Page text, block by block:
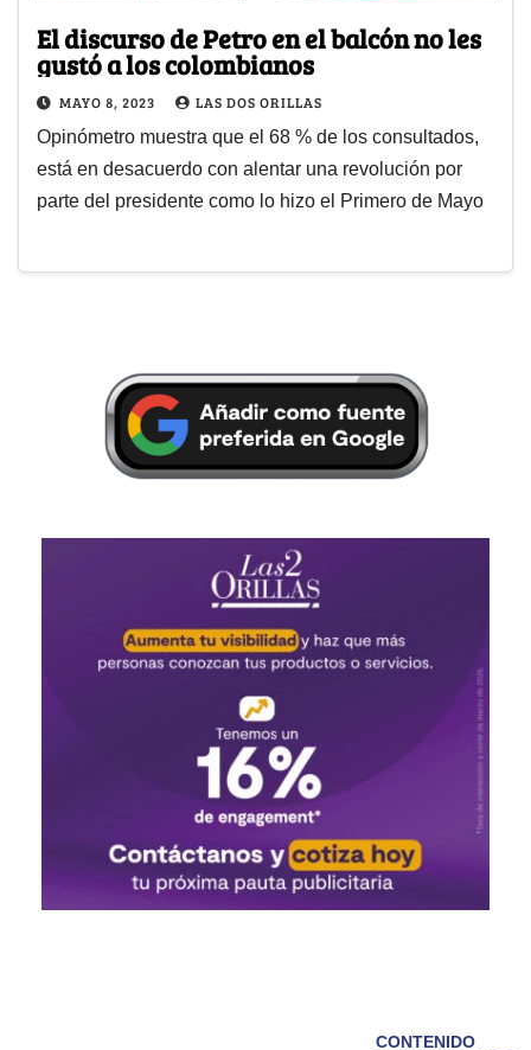
El discurso de Petro en el balcón no les
gustó a los colombianos
MAYO 8, 2023 LAS DOS ORILLAS
Opinómetro muestra que el 68 % de los consultados,
está en desacuerdo con alentar una revolución por
parte del presidente como lo hizo el Primero de Mayo